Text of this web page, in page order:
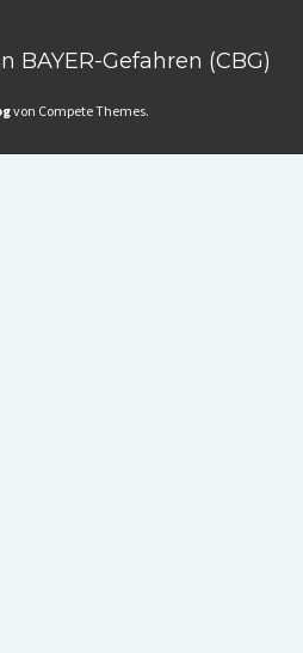
BAYER-Gefahren (CBG)
von Compete Themes.